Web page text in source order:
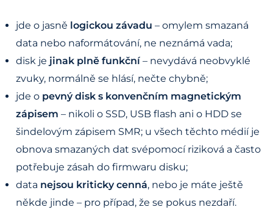
jde o jasně logickou závadu – omylem smazaná
data nebo naformátování, ne neznámá vada;
disk je jinak plně funkční – nevydává neobvyklé
zvuky, normálně se hlásí, nečte chybně;
jde o pevný disk s konvenčním magnetickým
zápisem – nikoli o SSD, USB flash ani o HDD se
šindelovým zápisem SMR; u všech těchto médií je
obnova smazaných dat svépomocí riziková a často
potřebuje zásah do firmwaru disku;
data nejsou kriticky cenná, nebo je máte ještě
někde jinde – pro případ, že se pokus nezdaří.